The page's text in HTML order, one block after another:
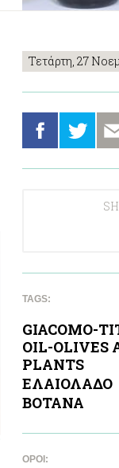
Τετάρτη, 27
TAGS:
GIACOMO-
OIL-OLIVES
PLANTS
ΕΛΑΙΟΛΑΔΟ
ΒΟΤΑΝΑ
ΌΡΟΙ: